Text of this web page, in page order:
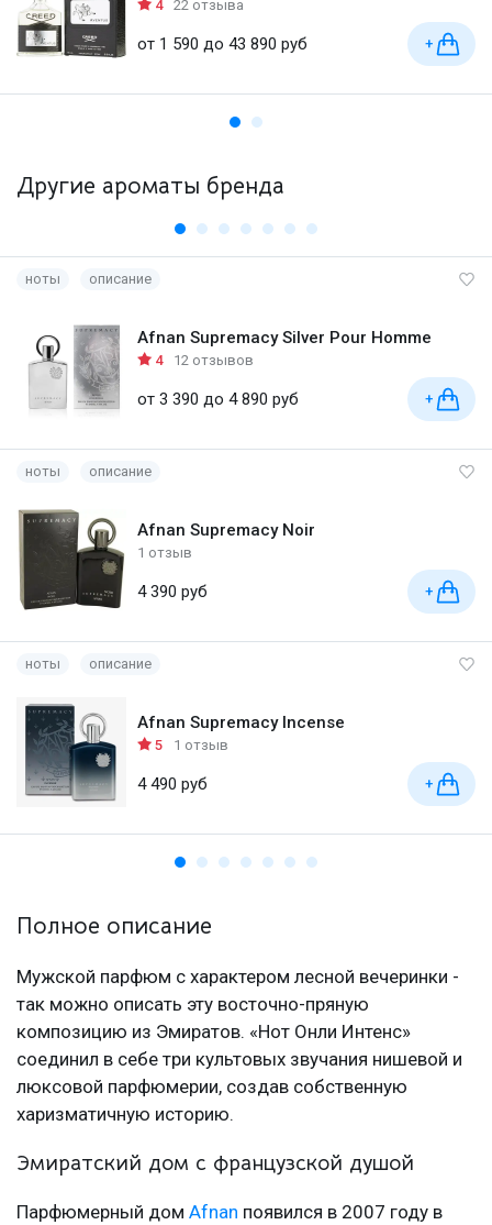
4 22 отзыва
от 1 590 до 43 890 руб +
Другие ароматы бренда
ноты описание
Afnan Supremacy Silver Pour Homme
4 12 отзывов
от 3 390 до 4 890 руб +
ноты описание
Afnan Supremacy Noir
1 отзыв
4 390 руб +
ноты описание
Afnan Supremacy Incense
5 1 отзыв
4 490 руб +
Полное описание
Мужской парфюм с характером лесной вечеринки -
так можно описать эту восточно-пряную
композицию из Эмиратов. «Нот Онли Интенс»
соединил в себе три культовых звучания нишевой и
люксовой парфюмерии, создав собственную
харизматичную историю.
Эмиратский дом с французской душой
Парфюмерный дом Afnan появился в 2007 году в